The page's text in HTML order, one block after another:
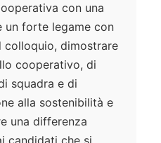
con una
un forte legame con
dimostrare
cooperativo, di
squadra e di
alla sostenibilità e
una differenza